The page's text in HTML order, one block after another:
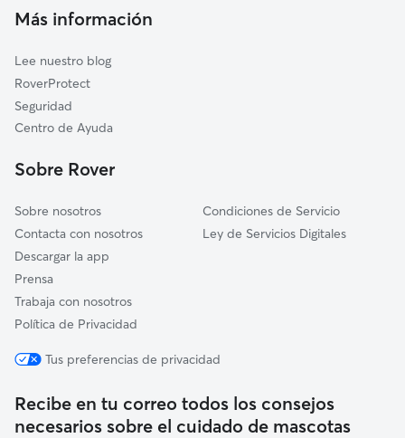
Moreda de Álava/Moreda Araba
Viana
Arrúbal
Ancín/Antzin
Cabredo
Cuidadores a domicilio en Sansol
Más información
Lee nuestro blog
RoverProtect
Seguridad
Centro de Ayuda
Sobre Rover
Sobre nosotros
Contacta con nosotros
Descargar la app
Prensa
Trabaja con nosotros
Política de Privacidad
Condiciones de Servicio
Ley de Servicios Digitales
Tus preferencias de privacidad
Recibe en tu correo todos los consejos
necesarios sobre el cuidado de mascotas